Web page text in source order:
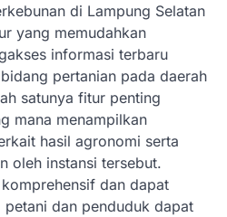
di Lampung Selatan
yang memudahkan
informasi terbaru
pertanian pada daerah
satunya fitur penting
mana menampilkan
hasil agronomi serta
oleh instansi tersebut.
dan dapat
dan penduduk dapat